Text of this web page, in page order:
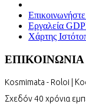
Εργαλεία
Χάρτης
ΕΠΙΚΟΙΝΩΝΙΑ
Kosmimata - Roloi |
Σχεδόν 40 χρόνια